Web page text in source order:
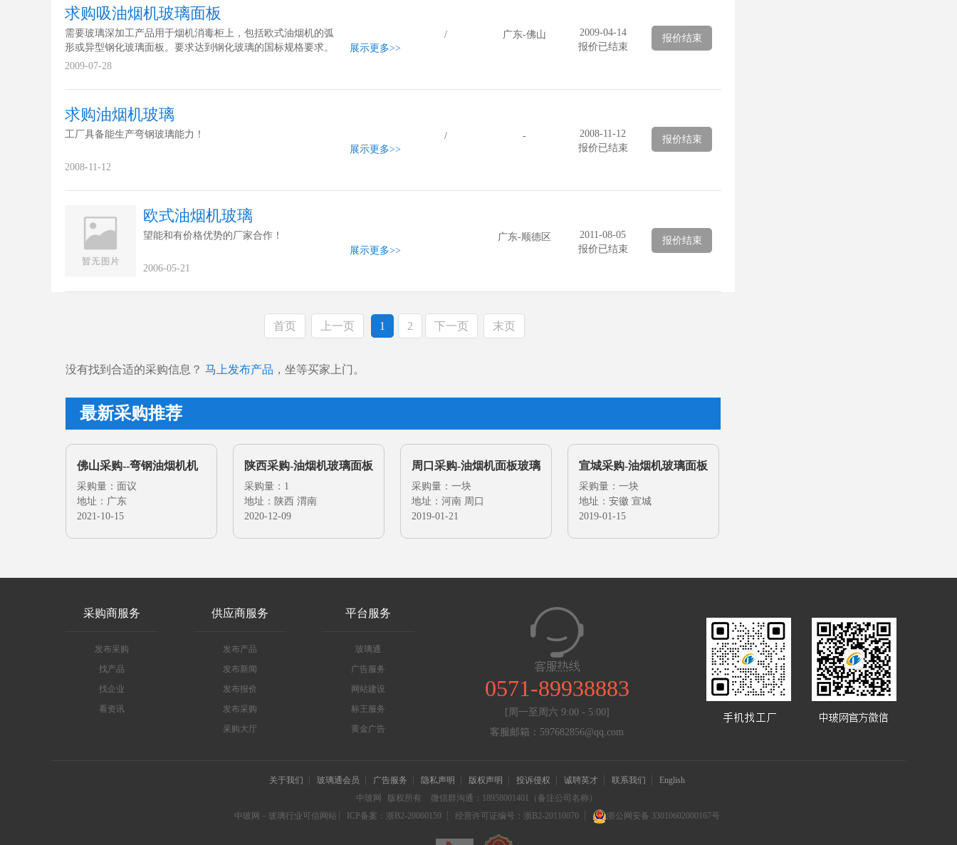
求购吸油烟机玻璃面板
需要玻璃深加工产品用于烟机消毒柜上，包括欧式油烟机的弧
形或异型钢化玻璃面板。要求达到钢化玻璃的国标规格要求。
展示更多>>
2009-07-28
/ 广东-佛山
2009-04-14
报价已结束
报价结束
求购油烟机玻璃
工厂具备能生产弯钢玻璃能力！
展示更多>>
2008-11-12
/ -
2008-11-12
报价已结束
报价结束
欧式油烟机玻璃
望能和有价格优势的厂家合作！
展示更多>>
2006-05-21
广东-顺德区
2011-08-05
报价已结束
报价结束
首页 上一页 1 2 下一页 末页
没有找到合适的采购信息？ 马上发布产品 ，坐等买家上门。
最新采购推荐
佛山采购--弯钢油烟机机
玻璃
采购量：面议
地址：广东
2021-10-15
陕西采购-油烟机玻璃面板
采购量：1
地址：陕西 渭南
2020-12-09
周口采购-油烟机面板玻璃
采购量：一块
地址：河南 周口
2019-01-21
宣城采购-油烟机玻璃面板
采购量：一块
地址：安徽 宣城
2019-01-15
采购商服务
发布采购
找产品
找企业
看资讯
供应商服务
发布产品
发布新闻
发布报价
发布采购
采购大厅
平台服务
玻璃通
广告服务
网站建设
标王服务
黄金广告
0571-89938883
[周一至周六 9:00 - 5:00]
客服邮箱：597682856@qq.com
关于我们 玻璃通会员 广告服务 隐私声明 版权声明 投诉侵权 诚聘英才 联系我们
English
中玻网
版权所有
微信群沟通：18958001401（备注公司名称）
中玻网－玻璃行业可信网站
ICP备案：浙B2-20060159 经营许可证编号：浙B2-20110070 浙公网安备 33010602000167号